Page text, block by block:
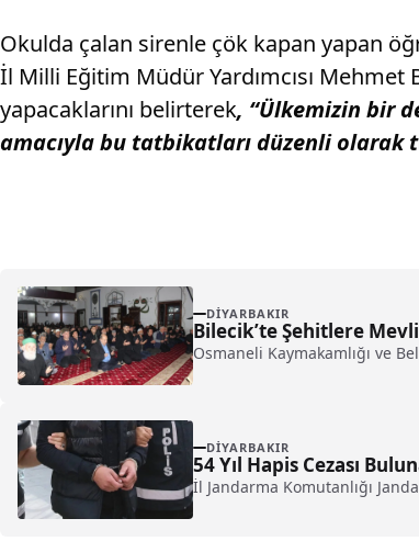
Okulda çalan sirenle çök kapan yapan
İl Milli Eğitim Müdür Yardımcısı
yapacaklarını belirterek, “Ülkemizin bir
amacıyla bu tatbikatları düzenli olarak
DIYARBAKIR
Bilecik’te Şehitlere
Osmaneli Kaymakamlığı ve
DIYARBAKIR
54 Yıl Hapis Cezası
İl Jandarma Komutanlığı